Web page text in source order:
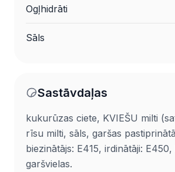
Ogļhidrāti
Sāls
Sastāvdaļas
kukurūzas ciete, KVIEŠU milti
rīsu milti, sāls, garšas
biezinātājs: E415, irdinātāji:
garšvielas.